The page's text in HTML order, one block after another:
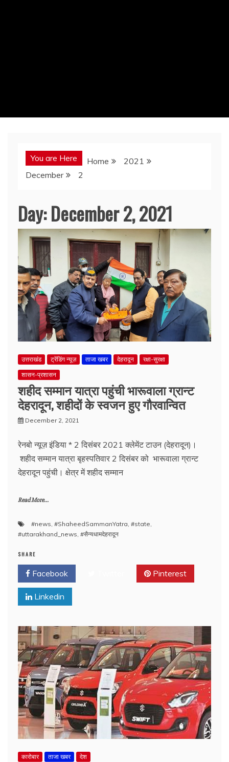
You are Here Home
2021
December
2
Day:December 2, 2021
उत्तराखंड ट्रेंडिंग न्यूज़ ताजा खबर देहरादून
रक्षा-सुरक्षा
शासन-प्रशासन
शहीद सम्मान यात्रा पहुंची भारूवाला ग्रान्ट
देहरादून, शहीदों के स्वजन हुए गौरवान्वित
December 2, 2021
रेनबो न्यूज़ इंडिया * 2 दिसंबर 2021 क्लेमेंट टाउन (देहरादून)।
शहीद सम्मान यात्रा बृहस्पतिवार 2 दिसंबर को भारूवाला ग्रान्ट
देहरादून पहुंची। क्षेत्र में शहीद सम्मान
Read More...
#news, #ShaheedSammanYatra, #state,
#uttarakhand_news, #सैन्‍यधामदेहरादून
SHARE
Facebook Pinterest
Linkedin
कारोबार ताजा खबर देश